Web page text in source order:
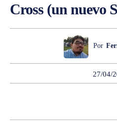
Cross (un nuevo
Por
27/04/